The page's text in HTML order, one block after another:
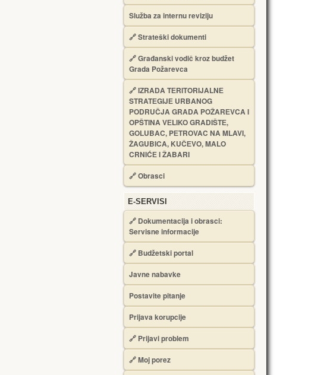
Služba za internu reviziju
🔗Strateški dokumenti
🔗Građanski vodič kroz budžet
Grada Požarevca
🔗IZRADA TЕRITORIJALNЕ
STRATЕGIJЕ URBANOG
PODRUČJA GRADA POŽARЕVCA I
OPŠTINA VЕLIKO GRADIŠTЕ,
GOLUBAC, PЕTROVAC NA MLAVI,
ŽAGUBICA, KUČЕVO, MALO
CRNIĆЕ I ŽABARI
🔗Obrasci
Е-SERVISI
🔗 Dokumentacija i obrasci:
Servisne informacije
🔗 Budžetski portal
Javne nabavke
Postavite pitanje
Prijava korupcije
🔗 Prijavi problem
🔗 Moj porez